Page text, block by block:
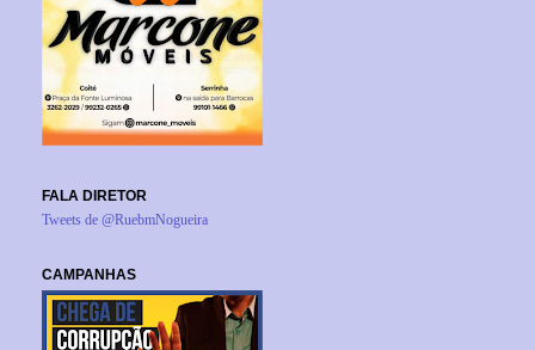
FALA DIRETOR
Tweets de @RuebmNogueira
CAMPANHAS